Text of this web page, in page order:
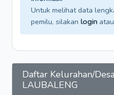
Untuk melihat data
pemilu, silakan login atau
Daftar Kelurahan/
LAUBALENG